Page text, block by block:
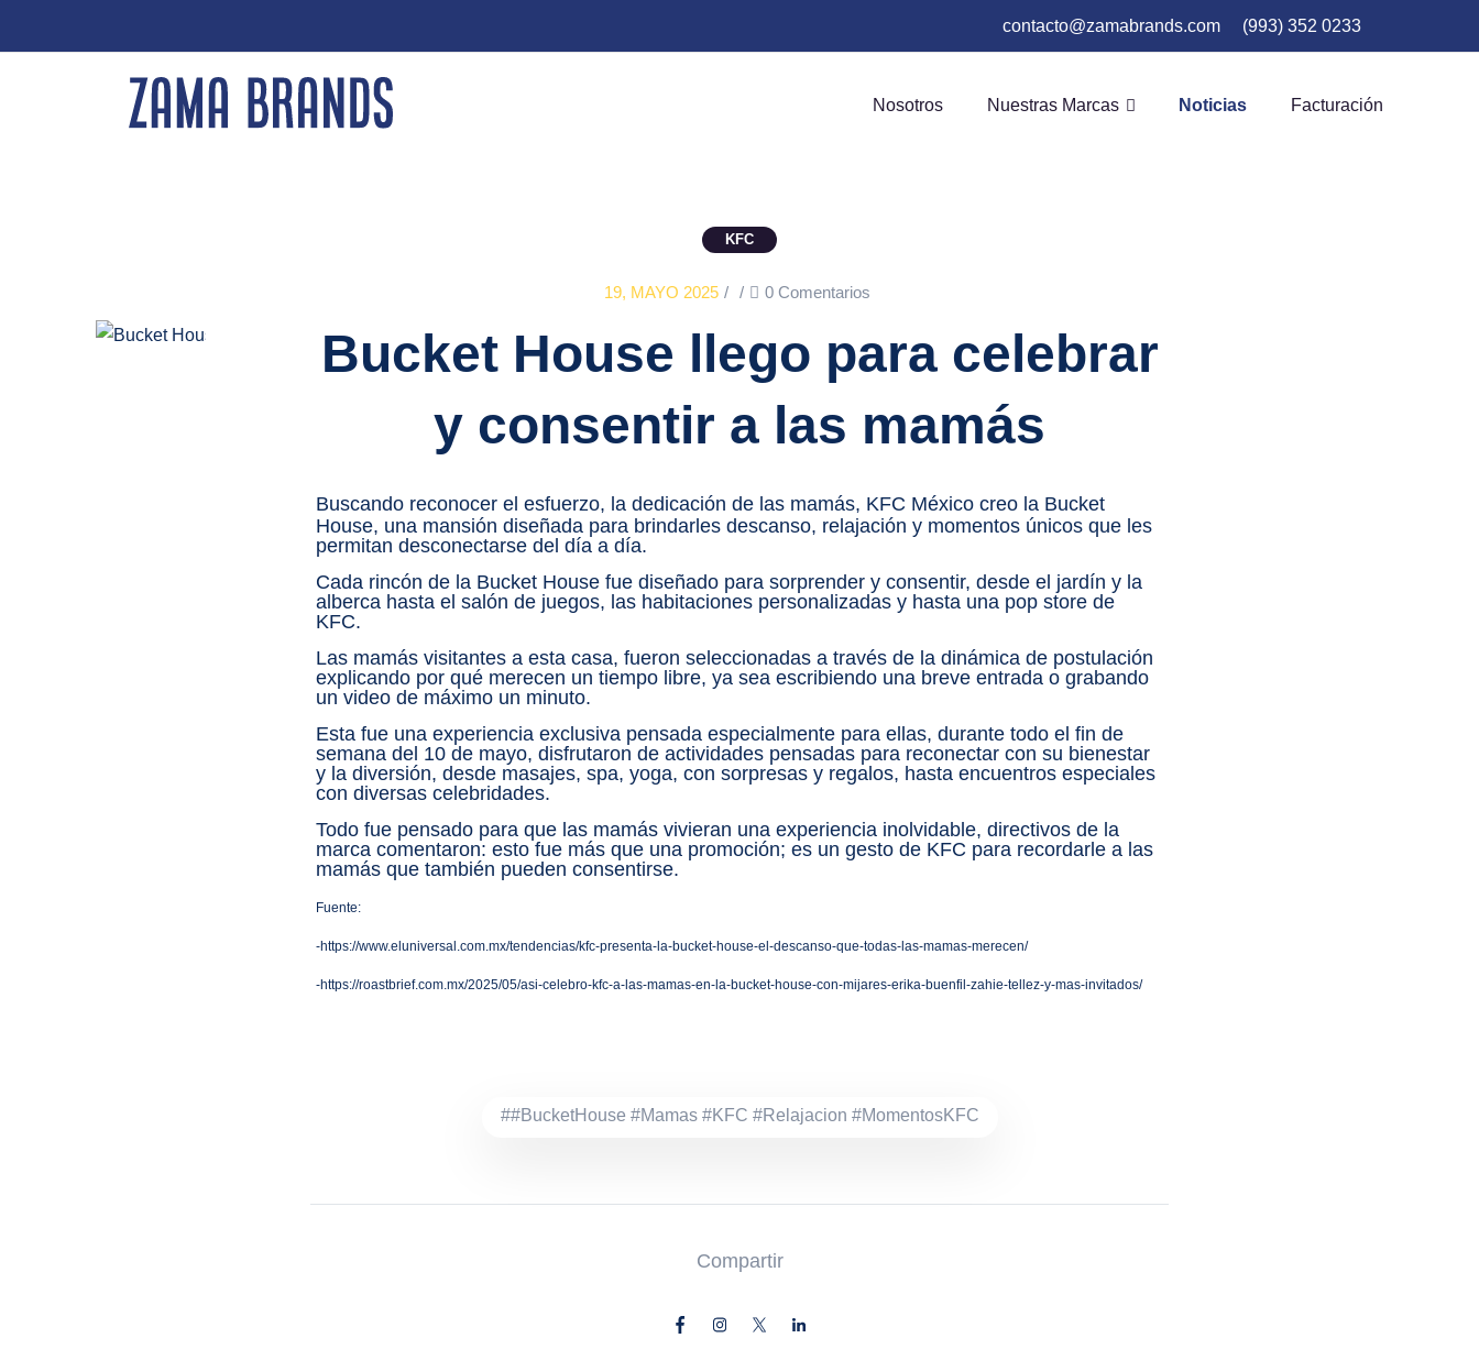
contacto@zamabrands.com (993) 352 0233
Nosotros Nuestras Marcas Noticias Facturación
KFC
19, MAYO 2025 / / 0 Comentarios
Bucket House llego para celebrar
y consentir a las mamás
Buscando reconocer el esfuerzo, la dedicación de las mamás, KFC México creo la Bucket
House, una mansión diseñada para brindarles descanso, relajación y momentos únicos que les
permitan desconectarse del día a día.
Cada rincón de la Bucket House fue diseñado para sorprender y consentir, desde el jardín y la
alberca hasta el salón de juegos, las habitaciones personalizadas y hasta una pop store de
KFC.
Las mamás visitantes a esta casa, fueron seleccionadas a través de la dinámica de postulación
explicando por qué merecen un tiempo libre, ya sea escribiendo una breve entrada o grabando
un video de máximo un minuto.
Esta fue una experiencia exclusiva pensada especialmente para ellas, durante todo el fin de
semana del 10 de mayo, disfrutaron de actividades pensadas para reconectar con su bienestar
y la diversión, desde masajes, spa, yoga, con sorpresas y regalos, hasta encuentros especiales
con diversas celebridades.
Todo fue pensado para que las mamás vivieran una experiencia inolvidable, directivos de la
marca comentaron: esto fue más que una promoción; es un gesto de KFC para recordarle a las
mamás que también pueden consentirse.
Fuente:
-https://www.eluniversal.com.mx/tendencias/kfc-presenta-la-bucket-house-el-descanso-que-todas-las-mamas-merecen/
-https://roastbrief.com.mx/2025/05/asi-celebro-kfc-a-las-mamas-en-la-bucket-house-con-mijares-erika-buenfil-zahie-tellez-y-mas-invitados/
##BucketHouse #Mamas #KFC #Relajacion #MomentosKFC
Compartir